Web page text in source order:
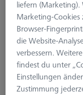
liefern
Marketing-
Browser-
die Website-
verbessern.
findest du unter
Einstellungen
Zustimmung